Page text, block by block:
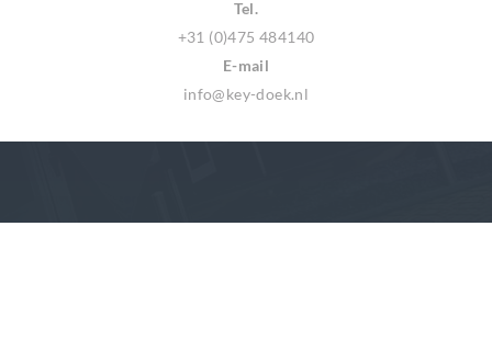
Tel.
+31 (0)475 484140
E-mail
info@key-doek.nl